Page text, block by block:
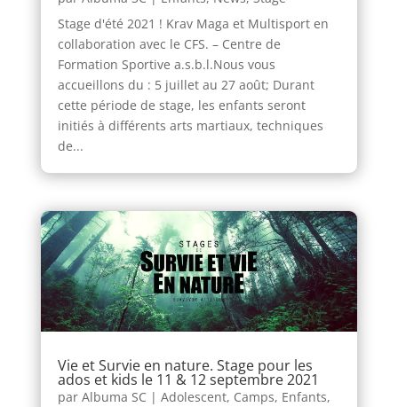
Stage d'été 2021 ! Krav Maga et Multisport en
collaboration avec le CFS. – Centre de
Formation Sportive a.s.b.l.Nous vous
accueillons du : 5 juillet au 27 août; Durant
cette période de stage, les enfants seront
initiés à différents arts martiaux, techniques
de...
Vie et Survie en nature. Stage pour les
ados et kids le 11 & 12 septembre 2021
par Albuma SC | Adolescent, Camps, Enfants,